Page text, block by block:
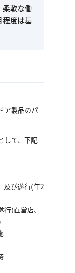
柔軟な働
程度は基
ア製品のパ
して、下記
及び遂行(年2
(直営店、